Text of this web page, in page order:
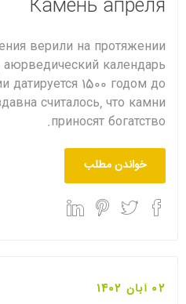
Камень апреля
верили на протяжении
календарь
1500 годом до
считалось, что камни
приносят богатство.
خواندن مطلب
02 آبان 1402